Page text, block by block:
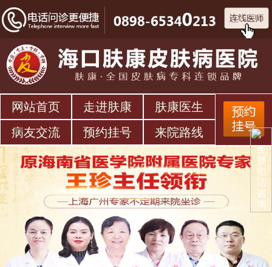
网站首页 走进肤康
肤康医生
病友交流
预约挂号 来院路线
免
费
电
话
咨
询